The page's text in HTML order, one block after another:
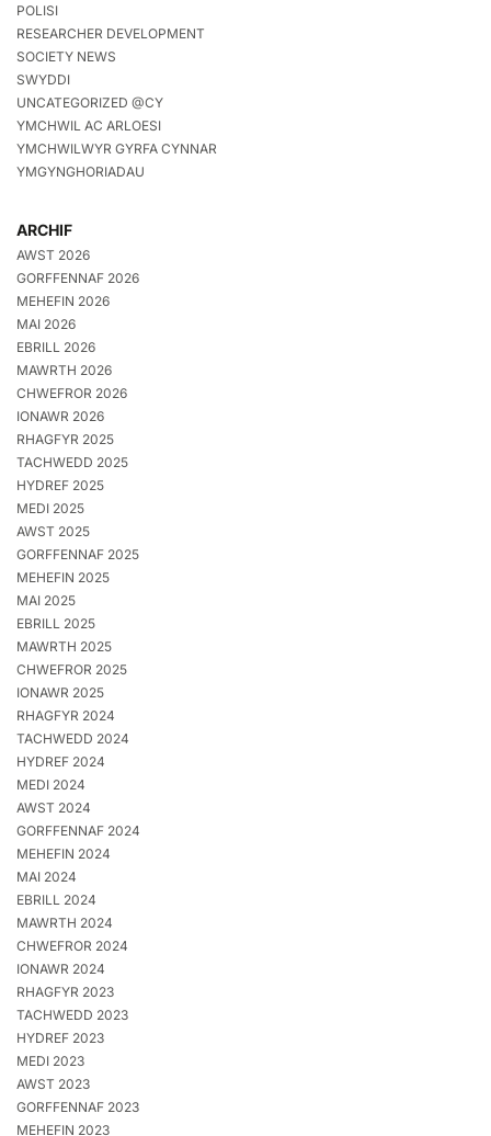
POLISI
RESEARCHER DEVELOPMENT
SOCIETY NEWS
SWYDDI
UNCATEGORIZED @CY
YMCHWIL AC ARLOESI
YMCHWILWYR GYRFA CYNNAR
YMGYNGHORIADAU
ARCHIF
AWST 2026
GORFFENNAF 2026
MEHEFIN 2026
MAI 2026
EBRILL 2026
MAWRTH 2026
CHWEFROR 2026
IONAWR 2026
RHAGFYR 2025
TACHWEDD 2025
HYDREF 2025
MEDI 2025
AWST 2025
GORFFENNAF 2025
MEHEFIN 2025
MAI 2025
EBRILL 2025
MAWRTH 2025
CHWEFROR 2025
IONAWR 2025
RHAGFYR 2024
TACHWEDD 2024
HYDREF 2024
MEDI 2024
AWST 2024
GORFFENNAF 2024
MEHEFIN 2024
MAI 2024
EBRILL 2024
MAWRTH 2024
CHWEFROR 2024
IONAWR 2024
RHAGFYR 2023
TACHWEDD 2023
HYDREF 2023
MEDI 2023
AWST 2023
GORFFENNAF 2023
MEHEFIN 2023